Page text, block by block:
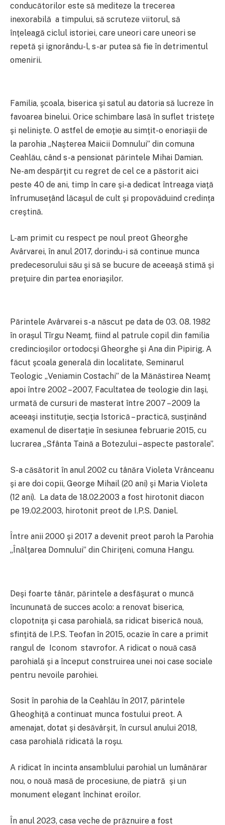
conducătorilor este să mediteze la trecerea
inexorabilă a timpului, să scruteze viitorul, să
înţeleagă ciclul istoriei, care uneori care uneori se
repetă şi ignorându-l, s-ar putea să fie în detrimentul
omenirii.
Familia, şcoala, biserica şi satul au datoria să lucreze în
favoarea binelui. Orice schimbare lasă în suflet tristeţe
şi nelinişte. O astfel de emoţie au simţit-o enoriaşii de
la parohia „Naşterea Maicii Domnului” din comuna
Ceahlău, când s-a pensionat părintele Mihai Damian.
Ne-am despărţit cu regret de cel ce a păstorit aici
peste 40 de ani, timp în care şi-a dedicat întreaga viaţă
înfrumuseţând lăcaşul de cult şi propovăduind credinţa
creştină.
L-am primit cu respect pe noul preot Gheorghe
Avârvarei, în anul 2017, dorindu-i să continue munca
predecesorului său şi să se bucure de aceeaşă stimă şi
preţuire din partea enoriaşilor.
Părintele Avârvarei s-a născut pe data de 03. 08. 1982
în oraşul Tîrgu Neamţ, fiind al patrule copil din familia
credincioşilor ortodocşi Gheorghe şi Ana din Pipirig. A
făcut şcoala generală din localitate, Seminarul
Teologic „Veniamin Costachi” de la Mănăstirea Neamţ
apoi între 2002 – 2007, Facultatea de teologie din Iaşi,
urmată de cursuri de masterat între 2007 – 2009 la
aceeaşi instituţie, secţia Istorică – practică, susţinând
examenul de disertaţie în sesiunea februarie 2015, cu
lucrarea „Sfânta Taină a Botezului – aspecte pastorale”.
S-a căsătorit în anul 2002 cu tânăra Violeta Vrânceanu
şi are doi copii, George Mihail (20 ani) şi Maria Violeta
(12 ani). La data de 18.02.2003 a fost hirotonit diacon
pe 19.02.2003, hirotonit preot de I.P.S. Daniel.
Între anii 2000 şi 2017 a devenit preot paroh la Parohia
„Înălţarea Domnului” din Chiriţeni, comuna Hangu.
Deşi foarte tânăr, părintele a desfăşurat o muncă
încununată de succes acolo: a renovat biserica,
clopotniţa şi casa parohială, sa ridicat biserică nouă,
sfinţită de I.P.S. Teofan în 2015, ocazie în care a primit
rangul de Iconom stavrofor. A ridicat o nouă casă
parohială şi a început construirea unei noi case sociale
pentru nevoile parohiei.
Sosit în parohia de la Ceahlău în 2017, părintele
Gheoghiţă a continuat munca fostului preot. A
amenajat, dotat şi desăvârşit, în cursul anului 2018,
casa parohială ridicată la roşu.
A ridicat în incinta ansamblului parohial un lumânărar
nou, o nouă masă de procesiune, de piatră şi un
monument elegant închinat eroilor.
În anul 2023, casa veche de prăznuire a fost